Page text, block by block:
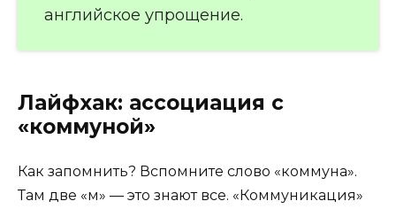
английское упрощение.
Лайфхак: ассоциация с
«коммуной»
Как запомнить? Вспомните слово «коммуна».
Там две «м» — это знают все. «Коммуникация»